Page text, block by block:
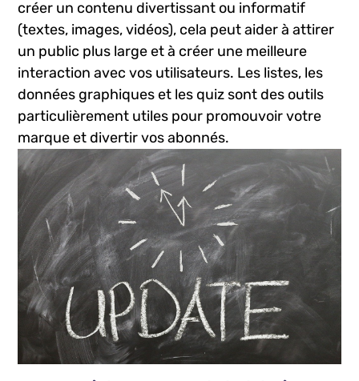
l’attention des ⁢utilisateurs est de créer des
⁣contenus ​originaux. Si votre​ entreprise peut
créer un contenu divertissant ou ⁣informatif
(textes, images, vidéos), ​cela peut aider à ​attirer
un public plus large et à créer ‍une⁤ meilleure
interaction⁢ avec vos utilisateurs. Les listes, les
données graphiques et​ les quiz sont des outils
particulièrement utiles pour promouvoir votre
marque et divertir vos abonnés.